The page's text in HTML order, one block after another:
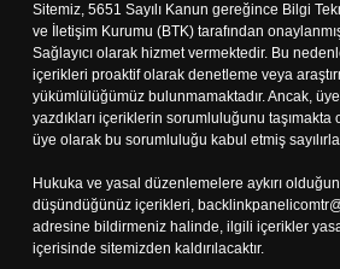
Sitemiz, 5651 Sayılı Kanun gereğince Bilgi
ve İletişim Kurumu (BTK) tarafından
Sağlayıcı olarak hizmet vermektedir. Bu
içerikleri proaktif olarak denetleme veya
yükümlülüğümüz bulunmamaktadır. Ancak,
yazdıkları içeriklerin sorumluluğunu taşımakta
üye olarak bu sorumluluğu kabul etmiş
Hukuka ve yasal düzenlemelere aykırı
düşündüğünüz içerikleri,
adresine bildirmeniz halinde, ilgili içerikler
içerisinde sitemizden kaldırılacaktır.